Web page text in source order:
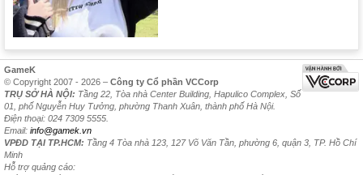
GameK
© Copyright 2007 - 2026 – Công ty Cổ phần VCCorp
TRỤ SỞ HÀ NỘI: Tầng 22, Tòa nhà Center Building, Hapulico Complex, Số
01, phố Nguyễn Huy Tưởng, phường Thanh Xuân, thành phố Hà Nội.
Điện thoại: 024 7309 5555.
Email: info@gamek.vn
VPĐD TẠI TP.HCM: Tầng 4 Tòa nhà 123, 127 Võ Văn Tần, phường 6, quận 3, TP. Hồ Chí
Minh
Hỗ trợ quảng cáo: